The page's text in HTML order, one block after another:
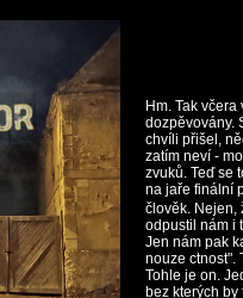
Hm. Tak
dozpěvovány.
chvíli přišel,
zatím neví -
zvuků. Teď se
na jaře finální
člověk. Nejen,
odpustil nám i
Jen nám pak
nouze ctnost".
Tohle je on.
bez kterých